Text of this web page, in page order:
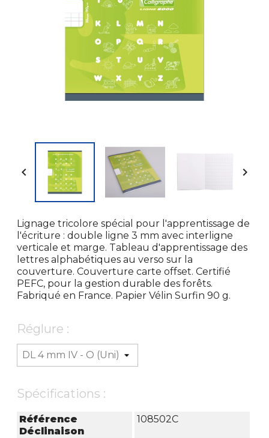
 
Lignage tricolore spécial pour l'apprentissage de
l'écriture : double ligne 3 mm avec interligne
verticale et marge. Tableau d'apprentissage des
lettres alphabétiques au verso sur la
couverture. Couverture carte offset. Certifié
PEFC, pour la gestion durable des forêts.
Fabriqué en France. Papier Vélin Surfin 90 g.
Réglure :
Spécifications :
Référence
Déclinaison
108502C